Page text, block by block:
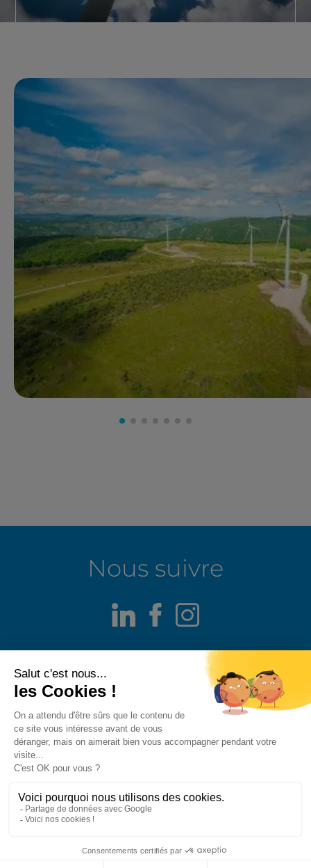
Nous suivre
LinkedIn
Facebook
Instagram
Alerte fraude
Politique de confidentialité
Politique des cookies